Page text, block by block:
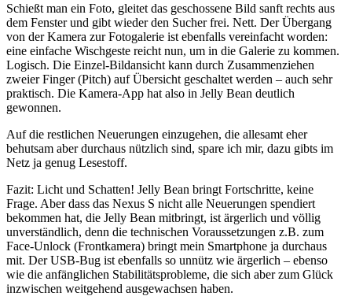
Schießt man ein Foto, gleitet das geschossene Bild sanft rechts aus
dem Fenster und gibt wieder den Sucher frei. Nett. Der Übergang
von der Kamera zur Fotogalerie ist ebenfalls vereinfacht worden:
eine einfache Wischgeste reicht nun, um in die Galerie zu kommen.
Logisch. Die Einzel-Bildansicht kann durch Zusammenziehen
zweier Finger (Pitch) auf Übersicht geschaltet werden – auch sehr
praktisch. Die Kamera-App hat also in Jelly Bean deutlich
gewonnen.
Auf die restlichen Neuerungen einzugehen, die allesamt eher
behutsam aber durchaus nützlich sind, spare ich mir, dazu gibts im
Netz ja genug Lesestoff.
Fazit: Licht und Schatten! Jelly Bean bringt Fortschritte, keine
Frage. Aber dass das Nexus S nicht alle Neuerungen spendiert
bekommen hat, die Jelly Bean mitbringt, ist ärgerlich und völlig
unverständlich, denn die technischen Voraussetzungen z.B. zum
Face-Unlock (Frontkamera) bringt mein Smartphone ja durchaus
mit. Der USB-Bug ist ebenfalls so unnütz wie ärgerlich – ebenso
wie die anfänglichen Stabilitätsprobleme, die sich aber zum Glück
inzwischen weitgehend ausgewachsen haben.